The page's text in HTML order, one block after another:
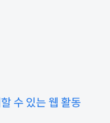
수 있는 웹 활동